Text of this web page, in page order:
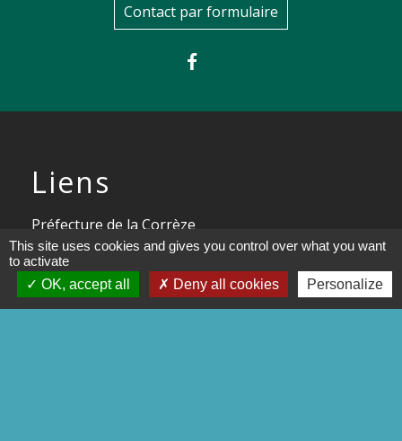
Contact par formulaire
Liens
Préfecture de la Corrèze
Conseil départemental de la
Corrèze
This site uses cookies and gives you control over what you want
to activate
OK, accept all
Deny all cookies Personalize